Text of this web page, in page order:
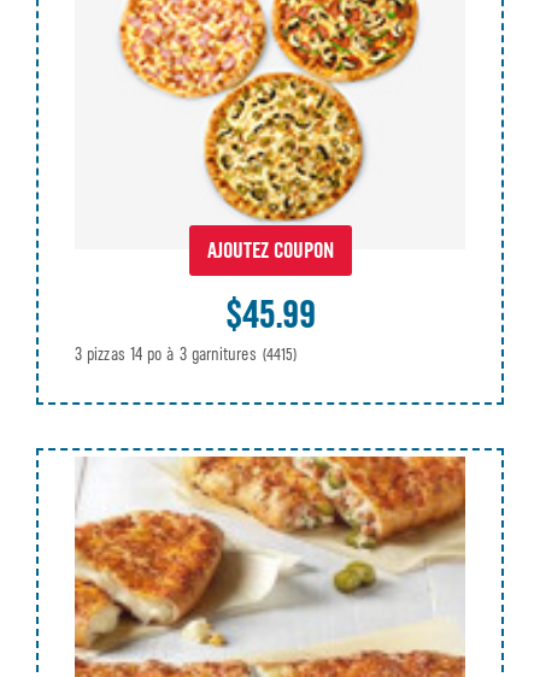
AJOUTEZ COUPON
$45.99
3 pizzas 14 po à 3 garnitures (4415)